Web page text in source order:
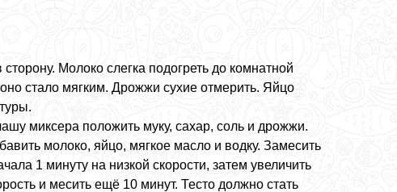
Молоко слегка подогреть до комнатной
стало мягким. Дрожжи сухие отмерить. Яйцо
миксера положить муку, сахар, соль и дрожжи.
молоко, яйцо, мягкое масло и водку. Замесить
1 минуту на низкой скорости, затем увеличить
и месить ещё 10 минут. Тесто должно стать